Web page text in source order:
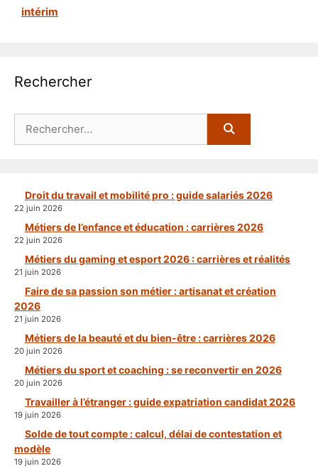
intérim
Rechercher
Droit du travail et mobilité pro : guide salariés 2026
22 juin 2026
Métiers de l’enfance et éducation : carrières 2026
22 juin 2026
Métiers du gaming et esport 2026 : carrières et réalités
21 juin 2026
Faire de sa passion son métier : artisanat et création
2026
21 juin 2026
Métiers de la beauté et du bien-être : carrières 2026
20 juin 2026
Métiers du sport et coaching : se reconvertir en 2026
20 juin 2026
Travailler à l’étranger : guide expatriation candidat 2026
19 juin 2026
Solde de tout compte : calcul, délai de contestation et
modèle
19 juin 2026